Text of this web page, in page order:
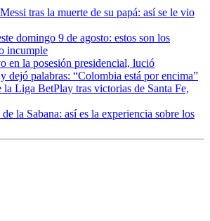
tras la muerte de su papá: así se le vio
domingo 9 de agosto: estos son los
incumple
en la posesión presidencial, lució
dejó palabras: “Colombia está por encima”
la Liga BetPlay tras victorias de Santa Fe,
la Sabana: así es la experiencia sobre los